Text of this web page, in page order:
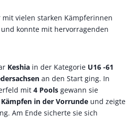
mit vielen starken Kämpferinnen
konnte mit hervorragenden
Keshia in der Kategorie U16 -61
an den Start ging. In
mit 4 Pools gewann sie
in der Vorrunde und zeigte
Am Ende sicherte sie sich